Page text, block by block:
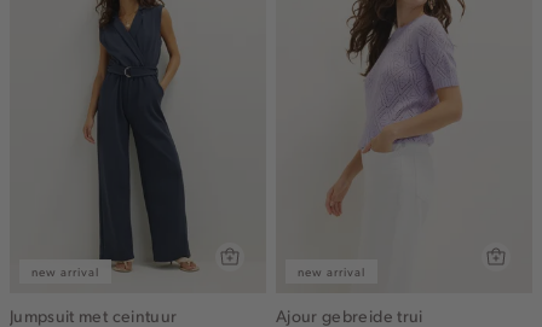
new arrival
Jumpsuit met ceintuur
new arrival
Ajour gebreide trui